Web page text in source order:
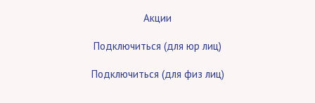
Акции
Подключиться (для юр лиц)
Подключиться (для физ лиц)